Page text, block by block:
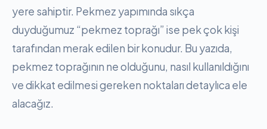
yere sahiptir. Pekmez yapımında sıkça
duyduğumuz “pekmez toprağı” ise pek çok kişi
tarafından merak edilen bir konudur. Bu yazıda,
pekmez toprağının ne olduğunu, nasıl kullanıldığını
ve dikkat edilmesi gereken noktaları detaylıca ele
alacağız.